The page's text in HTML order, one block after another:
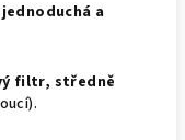
jednoduchá a
filtr, středně